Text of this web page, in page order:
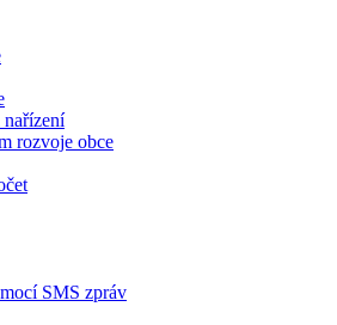
rozvoje obce
SMS zpráv